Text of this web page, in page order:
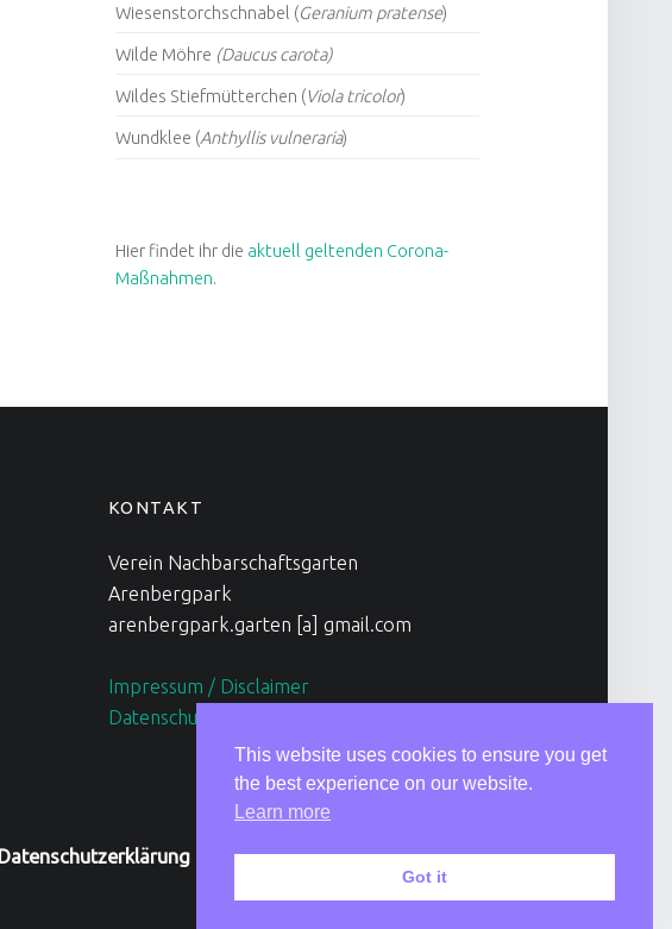
Wiesenstorchschnabel (Geranium pratense)
Wilde Möhre (Daucus carota)
Wildes Stiefmütterchen (Viola tricolor)
Wundklee (Anthyllis vulneraria)
Hier findet ihr die aktuell geltenden Corona-
Maßnahmen.
KONTAKT
Verein Nachbarschaftsgarten
Arenbergpark
arenbergpark.garten [a] gmail.com
Impressum / Disclaimer
Datenschutzerklärung
Datenschutzerklärung Back to top ↑
This website uses cookies to ensure you get
the best experience on our website.
Learn more
Got it